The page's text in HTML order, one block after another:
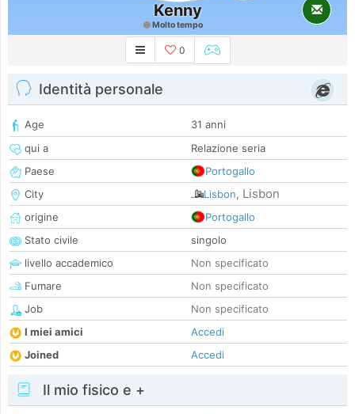
Kenny
Molto tempo
0
Identità personale
Age
31 anni
qui a
Relazione seria
Paese
Portogallo
City
Lisbon, Lisbon
origine
Portogallo
Stato civile
singolo
livello accademico
Non specificato
Fumare
Non specificato
Job
Non specificato
I miei amici
Accedi
Joined
Accedi
Il mio fisico e +